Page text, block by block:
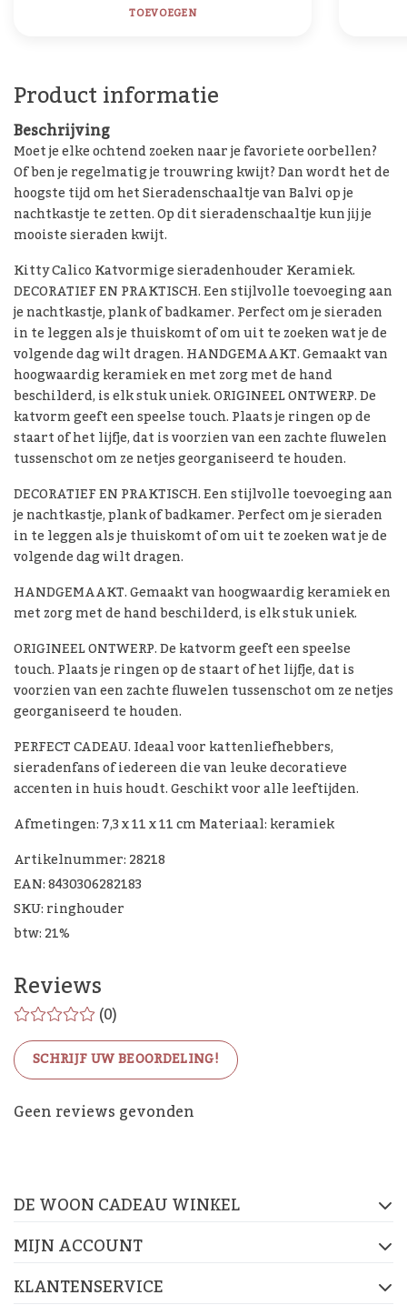
TOEVOEGEN
Product informatie
Beschrijving
Moet je elke ochtend zoeken naar je favoriete oorbellen?
Of ben je regelmatig je trouwring kwijt? Dan wordt het de
hoogste tijd om het Sieradenschaaltje van Balvi op je
nachtkastje te zetten. Op dit sieradenschaaltje kun jij je
mooiste sieraden kwijt.
Kitty Calico Katvormige sieradenhouder Keramiek.
DECORATIEF EN PRAKTISCH. Een stijlvolle toevoeging aan
je nachtkastje, plank of badkamer. Perfect om je sieraden
in te leggen als je thuiskomt of om uit te zoeken wat je de
volgende dag wilt dragen. HANDGEMAAKT. Gemaakt van
hoogwaardig keramiek en met zorg met de hand
beschilderd, is elk stuk uniek. ORIGINEEL ONTWERP. De
katvorm geeft een speelse touch. Plaats je ringen op de
staart of het lijfje, dat is voorzien van een zachte fluwelen
tussenschot om ze netjes georganiseerd te houden.
DECORATIEF EN PRAKTISCH. Een stijlvolle toevoeging aan
je nachtkastje, plank of badkamer. Perfect om je sieraden
in te leggen als je thuiskomt of om uit te zoeken wat je de
volgende dag wilt dragen.
HANDGEMAAKT. Gemaakt van hoogwaardig keramiek en
met zorg met de hand beschilderd, is elk stuk uniek.
ORIGINEEL ONTWERP. De katvorm geeft een speelse
touch. Plaats je ringen op de staart of het lijfje, dat is
voorzien van een zachte fluwelen tussenschot om ze netjes
georganiseerd te houden.
PERFECT CADEAU. Ideaal voor kattenliefhebbers,
sieradenfans of iedereen die van leuke decoratieve
accenten in huis houdt. Geschikt voor alle leeftijden.
Afmetingen: 7,3 x 11 x 11 cm Materiaal: keramiek
Artikelnummer: 28218
EAN: 8430306282183
SKU: ringhouder
btw: 21%
Reviews
(0)
SCHRIJF UW BEOORDELING!
Geen reviews gevonden
De Woon Cadeau Winkel
DE WOON CADEAU WINKEL
MIJN ACCOUNT
KLANTENSERVICE